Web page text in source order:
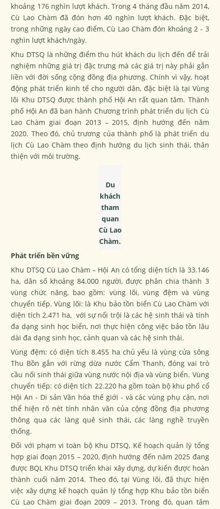
khoảng 176 nghìn lượt khách. Trong 4 tháng đầu năm 2014,
Cù Lao Chàm đã đón hơn 40 nghìn lượt khách. Đặc biệt,
trong những ngày cao điểm, Cù Lao Chàm đón khoảng 2 - 3
nghìn lượt khách/ngày.
Khu DTSQ là những điểm thu hút khách du lịch đến để trải
nghiệm những giá trị đặc trưng mà các giá trị này phải gắn
liền với đời sống cộng đồng địa phương. Chính vì vậy, hoạt
động phát triển kinh tế cho người dân, đặc biệt là tại Vùng
lõi Khu DTSQ được thành phố Hội An rất quan tâm. Thành
phố Hội An đã ban hành Chương trình phát triển du lịch Cù
Lao Chàm giai đoạn 2013 – 2015, định hướng đến năm
2020. Theo đó, chủ trương của thành phố là phát triển du
lịch Cù Lao Chàm theo định hướng du lịch sinh thái, thân
thiện với môi trường.
Du
khách
tham
quan
Cù Lao
Chàm.
Phát triển bền vững
Khu DTSQ Cù Lao Chàm – Hội An có tổng diện tích là 33.146
ha, dân số khoảng 84.000 người, được phân chia thành 3
vùng chức năng, bao gồm: vùng lõi, vùng đệm và vùng
chuyển tiếp. Vùng lõi: là Khu bảo tồn biển Cù Lao Chàm với
diện tích 2.471 ha, với sự nổi trội là các hệ sinh thái và tính
đa dạng sinh học biển, nơi thực hiện công việc bảo tồn lâu
dài đa dạng sinh học, cảnh quan và các hệ sinh thái.
Vùng đệm: có diện tích 8.455 ha chủ yếu là vùng cửa sông
Thu Bồn gắn với rừng dừa nước Cẩm Thanh, đóng vai trò
cầu nối sinh thái giữa vùng nước nội địa và vùng biển. Vùng
chuyển tiếp: có diện tích 22.220 ha gồm toàn bộ khu phố cổ
Hội An - Di sản Văn hóa thế giới - và các vùng phụ cận, nơi
thể hiện rõ nét tính nhân văn của cộng đồng địa phương
thông qua các làng quê sinh thái, các làng nghề truyền
thống.
Đối với phạm vi toàn bộ Khu DTSQ, Kế hoạch quản lý tổng
hợp giai đoạn 2015 – 2020, định hướng đến năm 2025 đang
được BQL Khu DTSQ triển khai xây dựng, dự kiến được hoàn
thành cuối năm 2014. Theo đó, tại Vùng lõi, đã thực hiện
việc xây dựng kế hoạch quản lý tổng hợp Khu bảo tồn biển
Cù Lao Chàm giai đoạn 2009 – 2013. Trong đó, quan tâm